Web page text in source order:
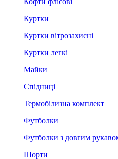
Кофти флісові
Куртки
Куртки вітрозахисні
Куртки легкі
Майки
Спідниці
Термобілизна комплект
Футболки
Футболки з довгим
Шорти